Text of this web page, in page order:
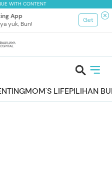
WITH CONTENT
App
yuk, Bun!
Get
MOM'S LIFEPILIHAN